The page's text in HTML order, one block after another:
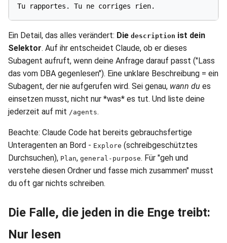
Tu rapportes. Tu ne corriges rien.
Ein Detail, das alles verändert: Die description ist dein
Selektor. Auf ihr entscheidet Claude, ob er dieses
Subagent aufruft, wenn deine Anfrage darauf passt ("Lass
das vom DBA gegenlesen"). Eine unklare Beschreibung = ein
Subagent, der nie aufgerufen wird. Sei genau, wann du es
einsetzen musst, nicht nur *was* es tut. Und liste deine
jederzeit auf mit /agents.
Beachte: Claude Code hat bereits gebrauchsfertige
Unteragenten an Bord - Explore (schreibgeschütztes
Durchsuchen), Plan, general-purpose. Für "geh und
verstehe diesen Ordner und fasse mich zusammen" musst
du oft gar nichts schreiben.
Die Falle, die jeden in die Enge treibt:
Nur lesen